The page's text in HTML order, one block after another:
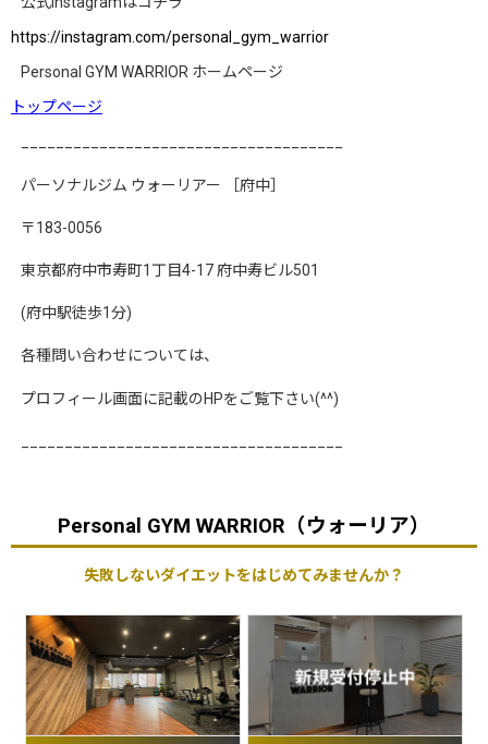
https://instagram.com/personal_gym_warrior
Personal GYM WARRIOR ホームページ
トップページ
パーソナルジム ウォーリアー ［府中］
〒183-0056
東京都府中市寿町1 丁目4-17 府中寿ビル501
(府中駅徒歩1分)
各種問い合わせについては、
プロフィール画面に記載のHPをご覧下さい(^^)
Personal GYM WARRIOR（ウォーリア）
失敗しないダイエットをはじめてみませんか？